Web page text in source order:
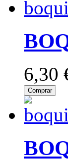
6,30
Comprar